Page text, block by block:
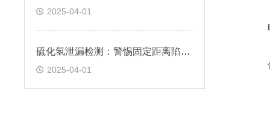
2025-04-01
硫化氢泄漏检测：警惕固定距离陷阱！
2025-04-01